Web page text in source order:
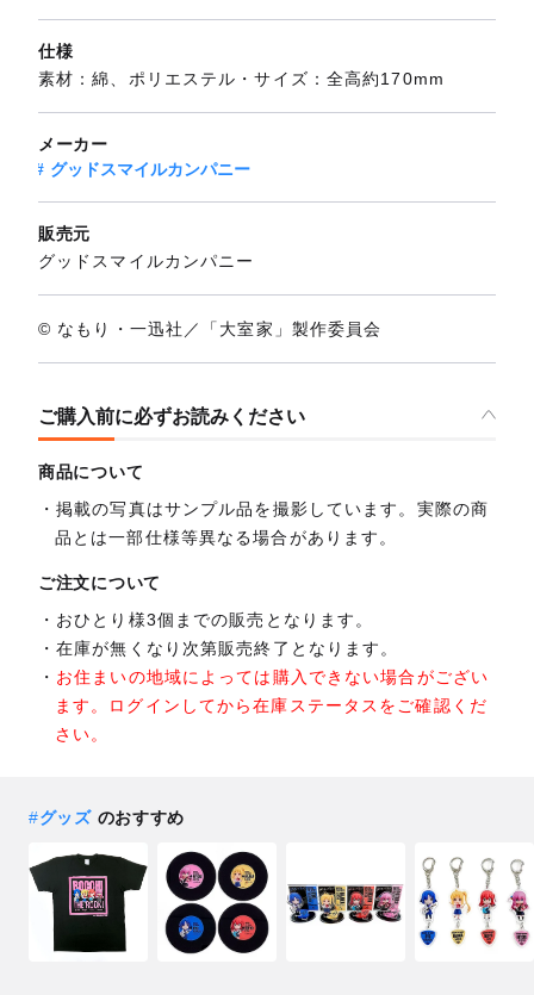
仕様
素材：綿、ポリエステル・サイズ：全高約170mm
メーカー
グッドスマイルカンパニー
販売元
グッドスマイルカンパニー
© なもり・一迅社／「大室家」製作委員会
ご購入前に必ずお読みください
商品について
掲載の写真はサンプル品を撮影しています。実際の商
品とは一部仕様等異なる場合があります。
ご注文について
おひとり様3個までの販売となります。
在庫が無くなり次第販売終了となります。
お住まいの地域によっては購入できない場合がござい
ます。ログインしてから在庫ステータスをご確認くだ
さい。
#グッズのおすすめ